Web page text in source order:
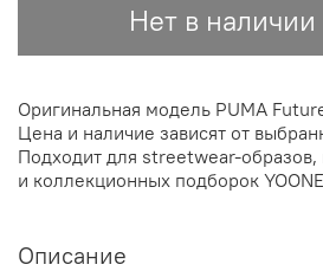
Нет в наличии
Оригинальная модель PUMA
Цена и наличие зависят от
Подходит для streetwear-образов,
и коллекционных подборок
Описание